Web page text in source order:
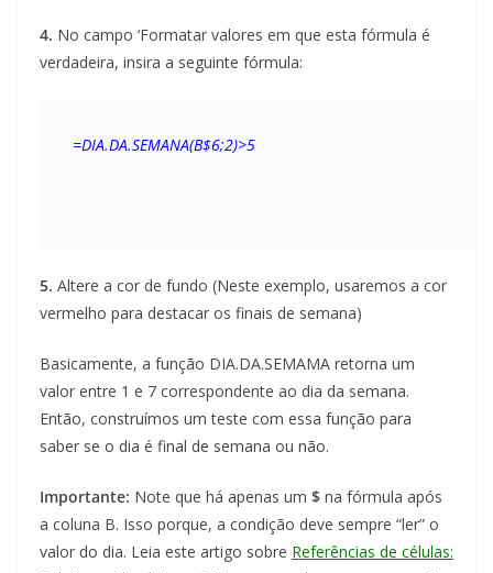
4. No campo ‘Formatar valores em que esta fórmula é
verdadeira, insira a seguinte fórmula:
=DIA.DA.SEMANA(B$6;2)>5
5. Altere a cor de fundo (Neste exemplo, usaremos a cor
vermelho para destacar os finais de semana)
Basicamente, a função DIA.DA.SEMAMA retorna um
valor entre 1 e 7 correspondente ao dia da semana.
Então, construímos um teste com essa função para
saber se o dia é final de semana ou não.
Importante: Note que há apenas um $ na fórmula após
a coluna B. Isso porque, a condição deve sempre “ler” o
valor do dia. Leia este artigo sobre Referências de células: